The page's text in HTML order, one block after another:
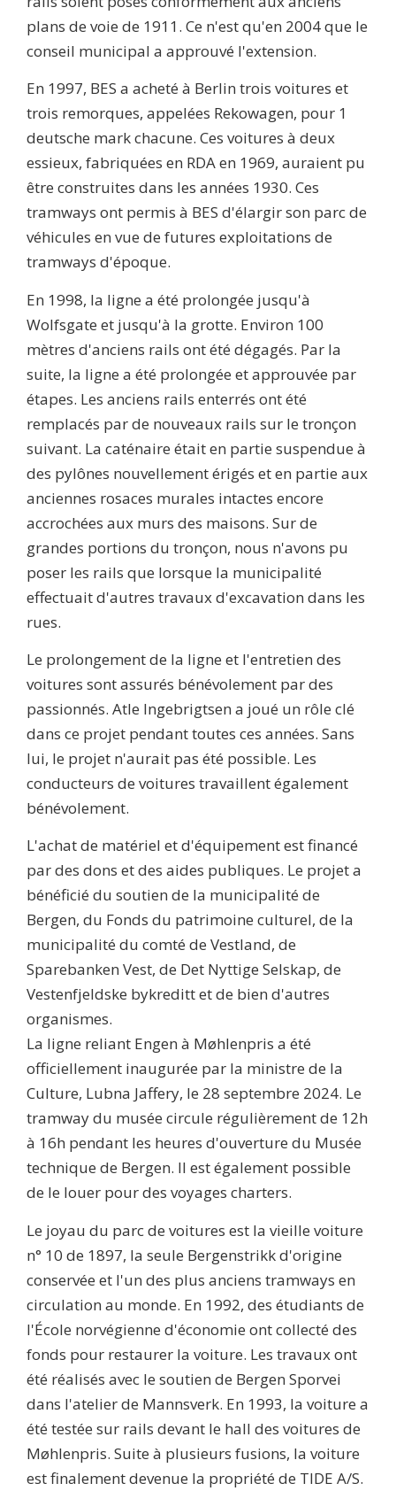
plans de voie de 1911. Ce n'est qu'en 2004 que le
conseil municipal a approuvé l'extension.
En 1997, BES a acheté à Berlin trois voitures et
trois remorques, appelées Rekowagen, pour 1
deutsche mark chacune. Ces voitures à deux
essieux, fabriquées en RDA en 1969, auraient pu
être construites dans les années 1930. Ces
tramways ont permis à BES d'élargir son parc de
véhicules en vue de futures exploitations de
tramways d'époque.
En 1998, la ligne a été prolongée jusqu'à
Wolfsgate et jusqu'à la grotte. Environ 100
mètres d'anciens rails ont été dégagés. Par la
suite, la ligne a été prolongée et approuvée par
étapes. Les anciens rails enterrés ont été
remplacés par de nouveaux rails sur le tronçon
suivant. La caténaire était en partie suspendue à
des pylônes nouvellement érigés et en partie aux
anciennes rosaces murales intactes encore
accrochées aux murs des maisons. Sur de
grandes portions du tronçon, nous n'avons pu
poser les rails que lorsque la municipalité
effectuait d'autres travaux d'excavation dans les
rues.
Le prolongement de la ligne et l'entretien des
voitures sont assurés bénévolement par des
passionnés. Atle Ingebrigtsen a joué un rôle clé
dans ce projet pendant toutes ces années. Sans
lui, le projet n'aurait pas été possible. Les
conducteurs de voitures travaillent également
bénévolement.
L'achat de matériel et d'équipement est financé
par des dons et des aides publiques. Le projet a
bénéficié du soutien de la municipalité de
Bergen, du Fonds du patrimoine culturel, de la
municipalité du comté de Vestland, de
Sparebanken Vest, de Det Nyttige Selskap, de
Vestenfjeldske bykreditt et de bien d'autres
organismes.
La ligne reliant Engen à Møhlenpris a été
officiellement inaugurée par la ministre de la
Culture, Lubna Jaffery, le 28 septembre 2024. Le
tramway du musée circule régulièrement de 12h
à 16h pendant les heures d'ouverture du Musée
technique de Bergen. Il est également possible
de le louer pour des voyages charters.
Le joyau du parc de voitures est la vieille voiture
n° 10 de 1897, la seule Bergenstrikk d'origine
conservée et l'un des plus anciens tramways en
circulation au monde. En 1992, des étudiants de
l'École norvégienne d'économie ont collecté des
fonds pour restaurer la voiture. Les travaux ont
été réalisés avec le soutien de Bergen Sporvei
dans l'atelier de Mannsverk. En 1993, la voiture a
été testée sur rails devant le hall des voitures de
Møhlenpris. Suite à plusieurs fusions, la voiture
est finalement devenue la propriété de TIDE A/S.